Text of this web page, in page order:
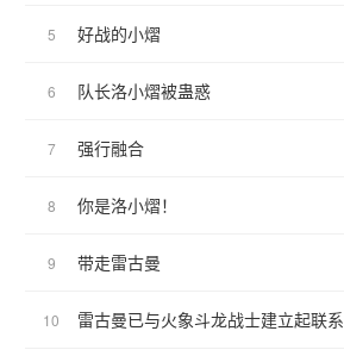
5 好战的小熠
6 队长洛小熠被蛊惑
7 强行融合
8 你是洛小熠！
9 带走雷古曼
10 雷古曼已与火象斗龙战士建立起联系